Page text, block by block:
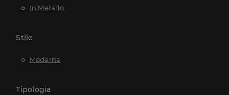
In Metallo
Stile
Moderna
Tipologia